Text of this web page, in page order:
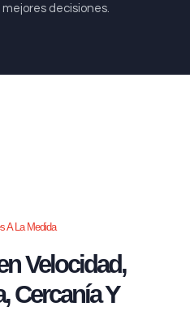
decisiones.
A La Medida
Velocidad,
Cercanía Y